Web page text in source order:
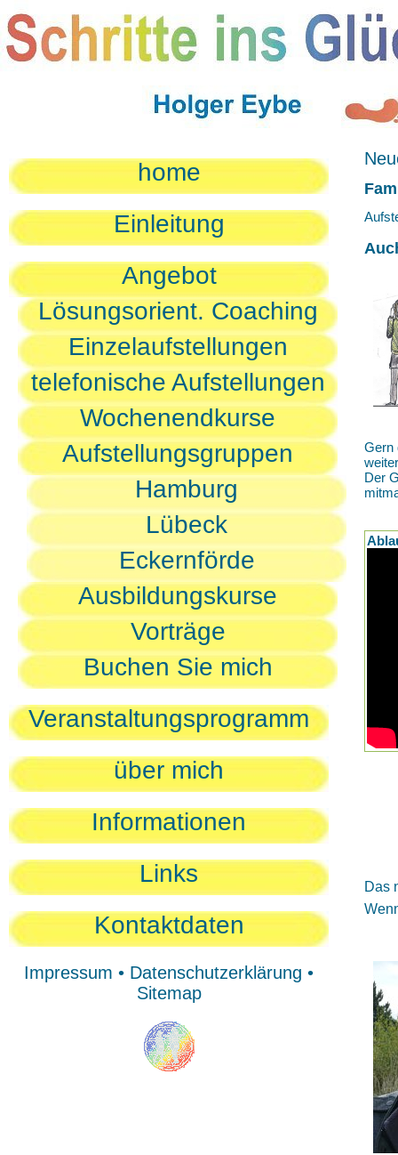
home
Einleitung
Angebot
Lösungsorient. Coaching
Einzelaufstellungen
telefonische Aufstellungen
Wochenendkurse
Aufstellungsgruppen
Hamburg
Lübeck
Eckernförde
Ausbildungskurse
Vorträge
Buchen Sie mich
Veranstaltungsprogramm
über mich
Informationen
Links
Kontaktdaten
Impressum • Datenschutzerklärung •
Sitemap
Gern
Der
Das